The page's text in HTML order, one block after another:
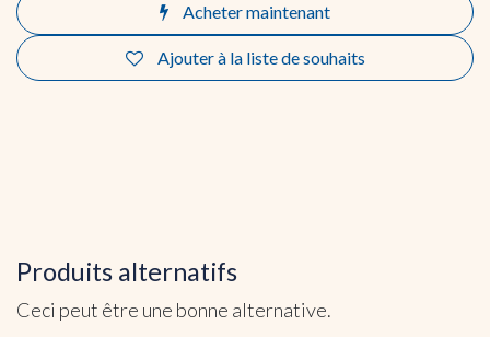
Acheter maintenant
Ajouter à la liste de souhaits
Produits alternatifs
Ceci peut être une bonne alternative.